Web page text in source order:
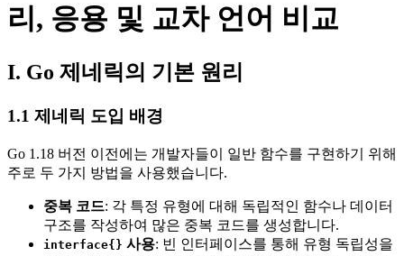
리, 응용 및 교차 언어 비교
I. Go 제네릭의 기본 원리
1.1 제네릭 도입 배경
Go 1.18 버전 이전에는 개발자들이 일반 함수를 구현하기 위해
주로 두 가지 방법을 사용했습니다.
중복 코드: 각 특정 유형에 대해 독립적인 함수나 데이터
구조를 작성하여 많은 중복 코드를 생성합니다.
interface{} 사용: 빈 인터페이스를 통해 유형 독립성을